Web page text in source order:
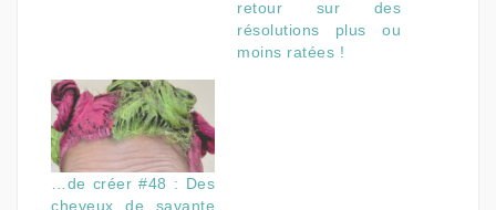
retour sur des
résolutions plus ou
moins ratées !
…de créer #48 : Des
cheveux de savante